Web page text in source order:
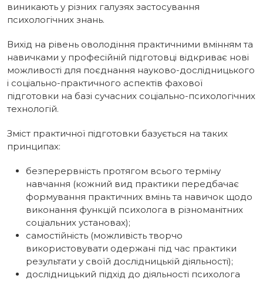
виникають у різних галузях застосування
психологічних знань.
Вихід на рівень оволодіння практичними вмінням та
навичками у професійній підготовці відкриває нові
можливості для поєднання науково-дослідницького
і соціально-практичного аспектів фахової
підготовки на базі сучасних соціально-психологічних
технологій.
Зміст практичної підготовки базується на таких
принципах:
безперервність протягом всього терміну
навчання (кожний вид практики передбачає
формування практичних вмінь та навичок щодо
виконання функцій психолога в різноманітних
соціальних установах);
самостійність (можливість творчо
використовувати одержані під час практики
результати у своїй дослідницькій діяльності);
дослідницький підхід до діяльності психолога